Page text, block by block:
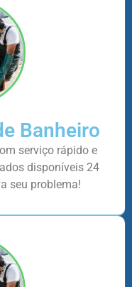
Banheiro
serviço rápido e
disponíveis 24
seu problema!